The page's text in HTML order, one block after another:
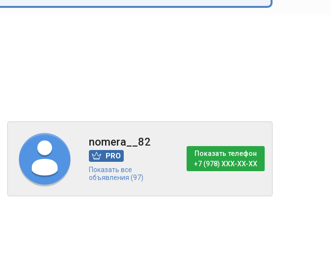
nomera__82
PRO
Показать все
объявления (97)
Показать телефон
+7 (978) XXX-XX-XX